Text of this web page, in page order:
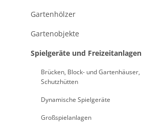
Gartenhölzer
Gartenobjekte
Spielgeräte und Freizeitanlagen
Brücken, Block- und Gartenhäuser,
Schutzhütten
Dynamische Spielgeräte
Großspielanlagen